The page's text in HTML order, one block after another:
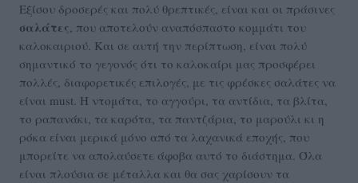
Eξίσου δροσερές και πολύ θρεπτικές, είναι και οι πράσινες
σαλάτες, που αποτελούν αναπόσπαστο κομμάτι του
καλοκαιριού. Και σε αυτή την περίπτωση, είναι πολύ
σημαντικό το γεγονός ότι το καλοκαίρι μας προσφέρει
πολλές, διαφορετικές επιλογές, με τις φρέσκες σαλάτες να
είναι must. Η ντομάτα, το αγγούρι, τα αντίδια, τα βλίτα,
το ραπανάκι, τα καρότα, τα παντζάρια, το μαρούλι κι η
ρόκα είναι μερικά μόνο από τα λαχανικά εποχής, που
μπορείτε να απολαύσετε άφοβα αυτό το διάστημα. Όλα
είναι πλούσια σε μέταλλα και θα σας χαρίσουν τα